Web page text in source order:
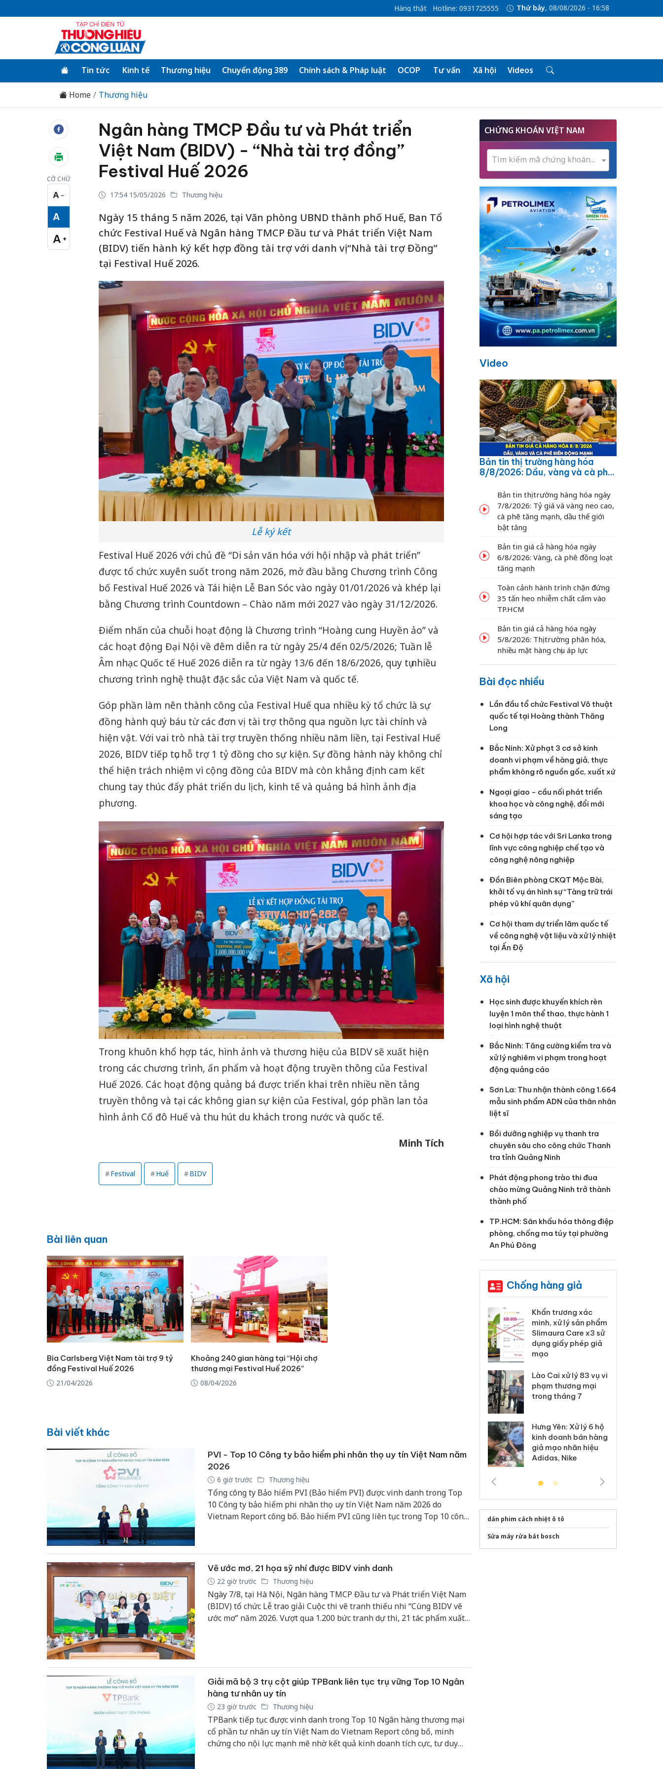
Hàng thật Hotline: 0931725555 Thứ bảy, 08/08/2026 - 16:58
Tin tức Kinh tế Thương hiệu Chuyển động 389 Chính sách & Pháp luật OCOP Tư vấn Xã hội Videos
Home Thương hiệu
CỠ CHỮ
A −
Cỡ chữ nhỏ
A
Cỡ chữ vừa
A +
Cỡ chữ lớn
Ngân hàng TMCP Đầu tư và Phát triển
Việt Nam (BIDV) - “Nhà tài trợ đồng”
Festival Huế 2026
17:54 15/05/2026 Thương hiệu
Ngày 15 tháng 5 năm 2026, tại Văn phòng UBND thành phố Huế, Ban Tổ
chức Festival Huế và Ngân hàng TMCP Đầu tư và Phát triển Việt Nam
(BIDV) tiến hành ký kết hợp đồng tài trợ với danh vị “Nhà tài trợ Đồng”
tại Festival Huế 2026.
Lễ ký kết
Festival Huế 2026 với chủ đề “Di sản văn hóa với hội nhập và phát triển”
được tổ chức xuyên suốt trong năm 2026, mở đầu bằng Chương trình Công
bố Festival Huế 2026 và Tái hiện Lễ Ban Sóc vào ngày 01/01/2026 và khép lại
bằng Chương trình Countdown – Chào năm mới 2027 vào ngày 31/12/2026.
Điểm nhấn của chuỗi hoạt động là Chương trình “Hoàng cung Huyền ảo” và
các hoạt động Đại Nội về đêm diễn ra từ ngày 25/4 đến 02/5/2026; Tuần lễ
Âm nhạc Quốc tế Huế 2026 diễn ra từ ngày 13/6 đến 18/6/2026, quy tụ nhiều
chương trình nghệ thuật đặc sắc của Việt Nam và quốc tế.
Góp phần làm nên thành công của Festival Huế qua nhiều kỳ tổ chức là sự
đồng hành quý báu từ các đơn vị tài trợ thông qua nguồn lực tài chính và
hiện vật. Với vai trò nhà tài trợ truyền thống nhiều năm liền, tại Festival Huế
2026, BIDV tiếp tục hỗ trợ 1 tỷ đồng cho sự kiện. Sự đồng hành này không chỉ
thể hiện trách nhiệm vì cộng đồng của BIDV mà còn khẳng định cam kết
chung tay thúc đẩy phát triển du lịch, kinh tế và quảng bá hình ảnh địa
phương.
Trong khuôn khổ hợp tác, hình ảnh và thương hiệu của BIDV sẽ xuất hiện
trong các chương trình, ấn phẩm và hoạt động truyền thông của Festival
Huế 2026. Các hoạt động quảng bá được triển khai trên nhiều nền tảng
truyền thông và tại các không gian sự kiện của Festival, góp phần lan tỏa
hình ảnh Cố đô Huế và thu hút du khách trong nước và quốc tế.
Minh Tích
Festival Huế BIDV
Bài liên quan
Bia Carlsberg Việt Nam tài trợ 9 tỷ
đồng Festival Huế 2026
21/04/2026
Khoảng 240 gian hàng tại “Hội chợ
thương mại Festival Huế 2026”
08/04/2026
Bài viết khác
PVI - Top 10 Công ty bảo hiểm phi nhân thọ uy tín Việt Nam năm
2026
6 giờ trước Thương hiệu
Tổng công ty Bảo hiểm PVI (Bảo hiểm PVI) được vinh danh trong Top
10 Công ty bảo hiểm phi nhân thọ uy tín Việt Nam năm 2026 do
Vietnam Report công bố. Bảo hiểm PVI cũng liên tục trong Top 10 công
diện trong danh sách uy tín này.
Vẽ ước mơ, 21 họa sỹ nhí được BIDV vinh danh
22 giờ trước Thương hiệu
Ngày 7/8, tại Hà Nội, Ngân hàng TMCP Đầu tư và Phát triển Việt Nam
(BIDV) tổ chức Lễ trao giải Cuộc thi vẽ tranh thiếu nhi “Cùng BIDV vẽ
ước mơ” năm 2026. Vượt qua 1.200 bức tranh dự thi, 21 tác phẩm xuất
Giải mã bộ 3 trụ cột giúp TPBank liên tục trụ vững Top 10 Ngân
hàng tư nhân uy tín
23 giờ trước Thương hiệu
TPBank tiếp tục được vinh danh trong Top 10 Ngân hàng thương mại
cổ phần tư nhân uy tín Việt Nam do Vietnam Report công bố, minh
chứng cho nội lực mạnh mẽ nhờ kết quả kinh doanh tích cực, tư duy
CHỨNG KHOÁN VIỆT NAM
Tìm kiếm mã chứng khoán...
Video
Bản tin thị trường hàng hóa
8/8/2026: Dầu, vàng và cà phê
Bản tin thị trường hàng hóa ngày
7/8/2026: Tỷ giá và vàng neo cao,
cà phê tăng mạnh, dầu thế giới
bật tăng
Bản tin giá cả hàng hóa ngày
6/8/2026: Vàng, cà phê đồng loạt
tăng mạnh
Toàn cảnh hành trình chặn đứng
35 tấn heo nhiễm chất cấm vào
TP.HCM
Bản tin giá cả hàng hóa ngày
5/8/2026: Thị trường phân hóa,
nhiều mặt hàng chịu áp lực
Bài đọc nhiều
Lần đầu tổ chức Festival Võ thuật
quốc tế tại Hoàng thành Thăng
Long
Bắc Ninh: Xử phạt 3 cơ sở kinh
doanh vi phạm về hàng giả, thực
phẩm không rõ nguồn gốc, xuất xứ
Ngoại giao - cầu nối phát triển
khoa học và công nghệ, đổi mới
sáng tạo
Cơ hội hợp tác với Sri Lanka trong
lĩnh vực công nghiệp chế tạo và
công nghệ nông nghiệp
Đồn Biên phòng CKQT Mộc Bài,
khởi tố vụ án hình sự “Tàng trữ trái
phép vũ khí quân dụng”
Cơ hội tham dự triển lãm quốc tế
về công nghệ vật liệu và xử lý nhiệt
tại Ấn Độ
Xã hội
Học sinh được khuyến khích rèn
luyện 1 môn thể thao, thực hành 1
loại hình nghệ thuật
Bắc Ninh: Tăng cường kiểm tra và
xử lý nghiêm vi phạm trong hoạt
động quảng cáo
Sơn La: Thu nhận thành công 1.664
mẫu sinh phẩm ADN của thân nhân
liệt sĩ
Bồi dưỡng nghiệp vụ thanh tra
chuyên sâu cho công chức Thanh
tra tỉnh Quảng Ninh
Phát động phong trào thi đua
chào mừng Quảng Ninh trở thành
thành phố
TP.HCM: Sân khấu hóa thông điệp
phòng, chống ma túy tại phường
An Phú Đông
Chống hàng giả
bán bình sữa
Moyuum giả
Khẩn trương xác
minh, xử lý sản phẩm
Slimaura Care x3 sử
dụng giấy phép giả
mạo
Lào Cai xử lý 83 vụ vi
phạm thương mại
trong tháng 7
Hưng Yên: Xử lý 6 hộ
kinh doanh bán hàng
giả mạo nhãn hiệu
Adidas, Nike
dán phim cách nhiệt ô tô
Sửa máy rửa bát bosch